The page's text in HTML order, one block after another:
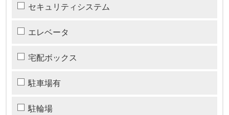
セキュリティシステム
エレベータ
宅配ボックス
駐車場有
駐輪場